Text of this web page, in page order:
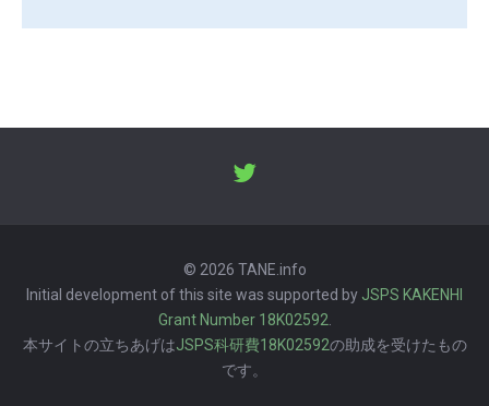
© 2026 TANE.info
Initial development of this site was supported by JSPS KAKENHI
Grant Number 18K02592
本サイトの立ちあげはJSPS科研費18K02592の助成を受けたもの
です。